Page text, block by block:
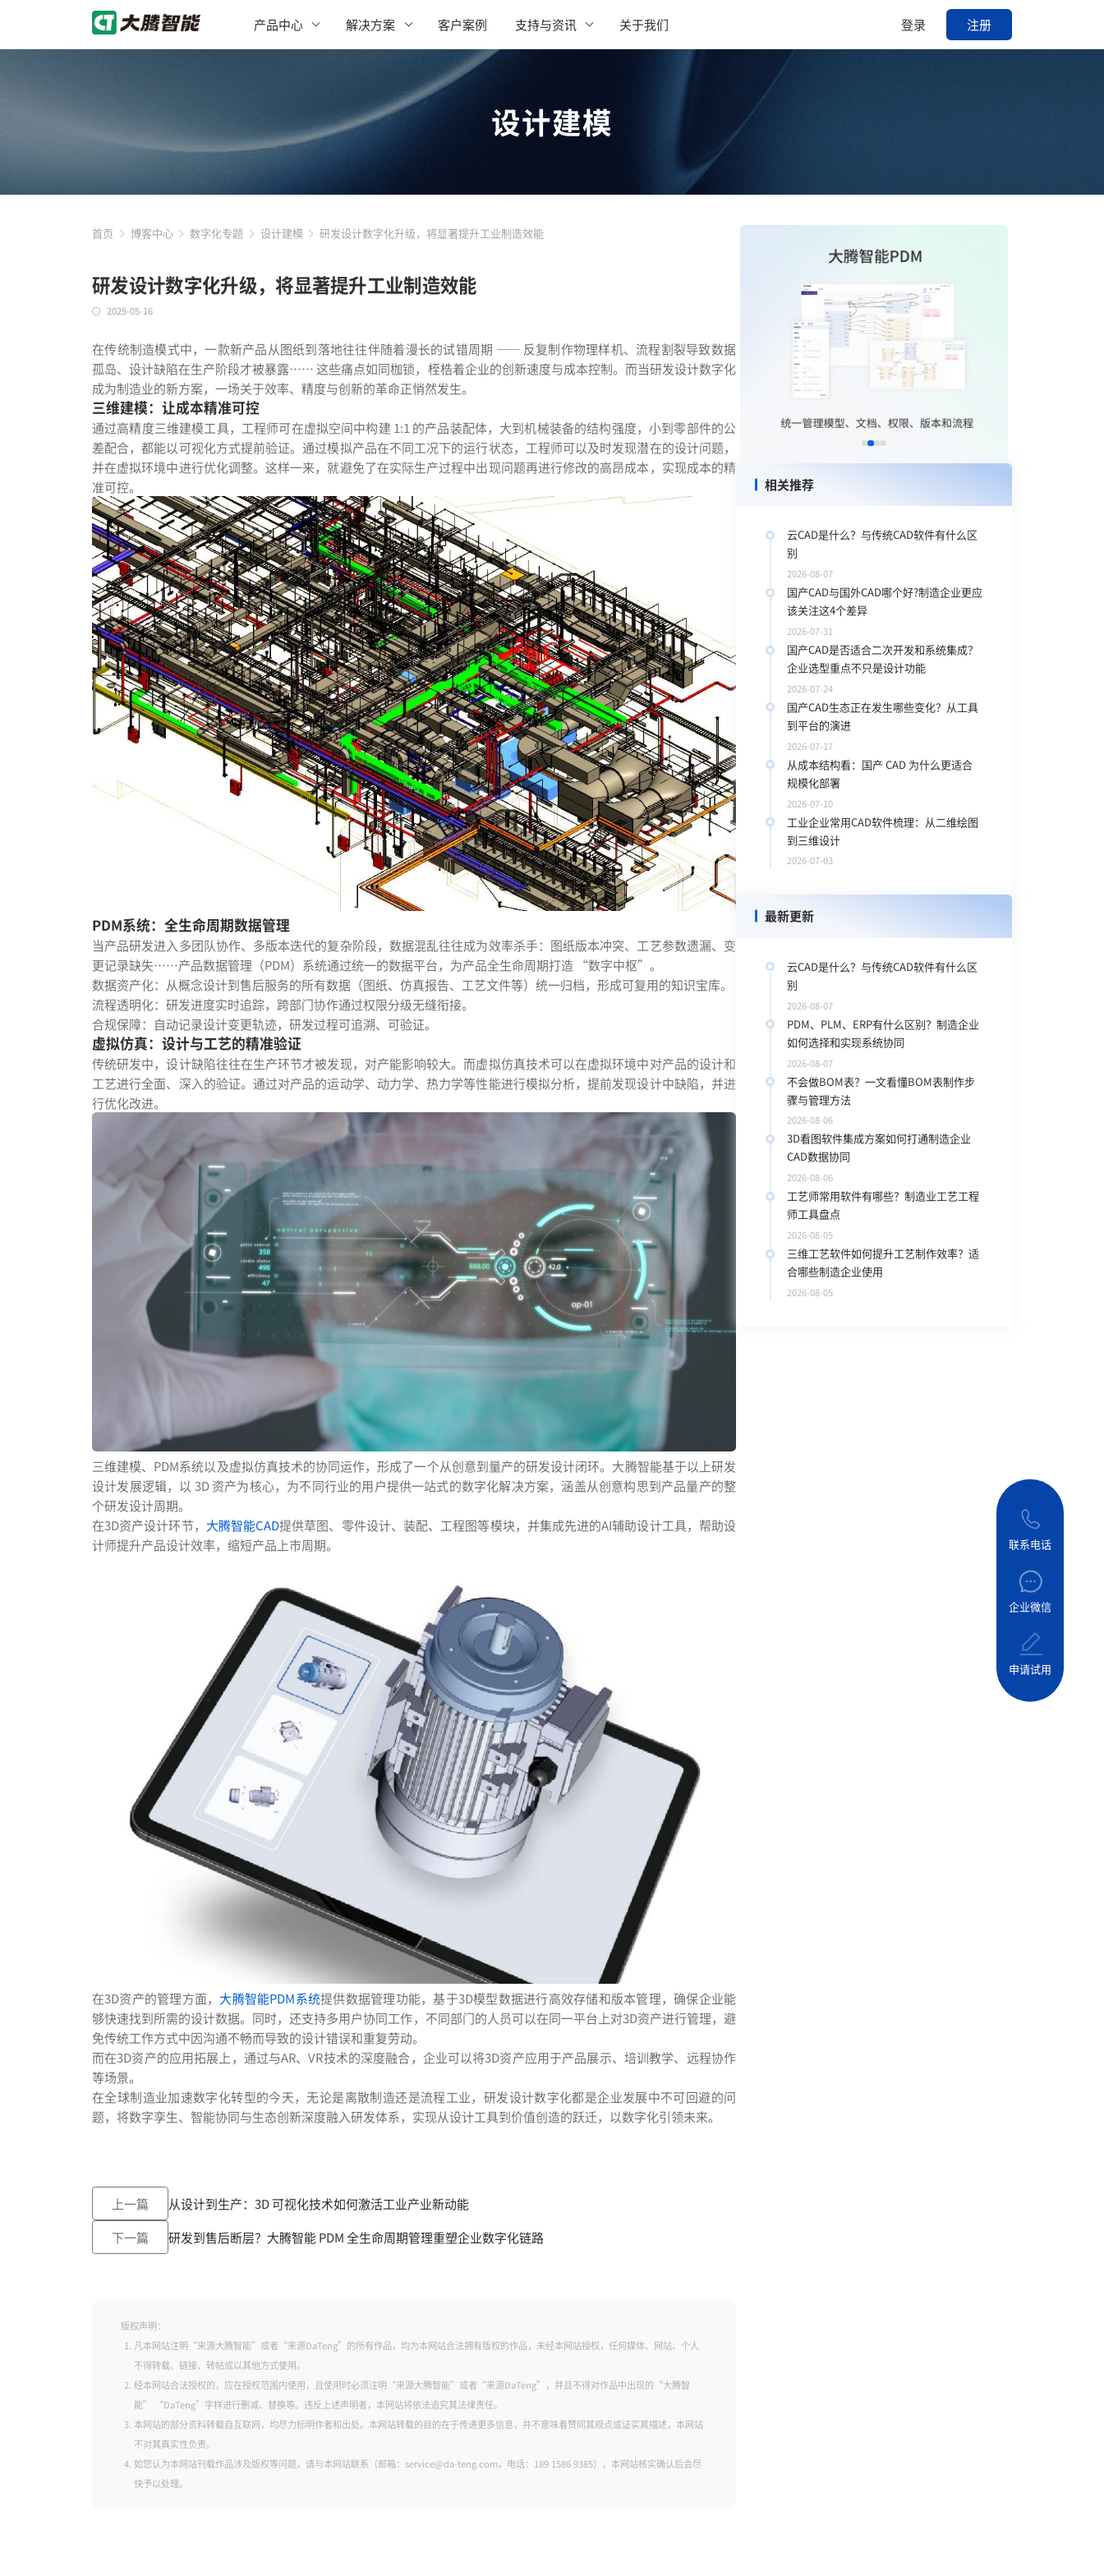
产品中心 解决方案 客户案例 支持与资讯 关于我们 登录 注册
联系电话
企业微信
申请试用
设计建模
首页 博客中心 数字化专题 设计建模 研发设计数字化升级，将显著提升工业制造效能
研发设计数字化升级，将显著提升工业制造效能
2025-05-16
在传统制造模式中，一款新产品从图纸到落地往往伴随着漫长的试错周期 —— 反复制作物理样机、流程割裂导致数据
孤岛、设计缺陷在生产阶段才被暴露…… 这些痛点如同枷锁，桎梏着企业的创新速度与成本控制。而当研发设计数字化
成为制造业的新方案，一场关于效率、精度与创新的革命正悄然发生。
三维建模：让成本精准可控
通过高精度三维建模工具，工程师可在虚拟空间中构建 1:1 的产品装配体，大到机械装备的结构强度，小到零部件的公
差配合，都能以可视化方式提前验证。通过模拟产品在不同工况下的运行状态，工程师可以及时发现潜在的设计问题，
并在虚拟环境中进行优化调整。这样一来，就避免了在实际生产过程中出现问题再进行修改的高昂成本，实现成本的精
准可控。
PDM系统：全生命周期数据管理
当产品研发进入多团队协作、多版本迭代的复杂阶段，数据混乱往往成为效率杀手：图纸版本冲突、工艺参数遗漏、变
更记录缺失……产品数据管理（PDM）系统通过统一的数据平台，为产品全生命周期打造 “数字中枢”。
数据资产化：从概念设计到售后服务的所有数据（图纸、仿真报告、工艺文件等）统一归档，形成可复用的知识宝库。
流程透明化：研发进度实时追踪，跨部门协作通过权限分级无缝衔接。
合规保障：自动记录设计变更轨迹，研发过程可追溯、可验证。
虚拟仿真：设计与工艺的精准验证
传统研发中，设计缺陷往往在生产环节才被发现，对产能影响较大。而虚拟仿真技术可以在虚拟环境中对产品的设计和
工艺进行全面、深入的验证。通过对产品的运动学、动力学、热力学等性能进行模拟分析，提前发现设计中缺陷，并进
行优化改进。
三维建模、PDM系统以及虚拟仿真技术的协同运作，形成了一个从创意到量产的研发设计闭环。大腾智能基于以上研发
设计发展逻辑，以 3D 资产为核心，为不同行业的用户提供一站式的数字化解决方案，涵盖从创意构思到产品量产的整
个研发设计周期。
在3D资产设计环节， 大腾智能CAD提供草图、零件设计、装配、工程图等模块，并集成先进的AI辅助设计工具，帮助设
计师提升产品设计效率，缩短产品上市周期。
在3D资产的管理方面， 大腾智能PDM系统提供数据管理功能，基于3D模型数据进行高效存储和版本管理，确保企业能
够快速找到所需的设计数据。同时，还支持多用户协同工作，不同部门的人员可以在同一平台上对3D资产进行管理，避
免传统工作方式中因沟通不畅而导致的设计错误和重复劳动。
而在3D资产的应用拓展上，通过与AR、VR技术的深度融合，企业可以将3D资产应用于产品展示、培训教学、远程协作
等场景。
在全球制造业加速数字化转型的今天，无论是离散制造还是流程工业，研发设计数字化都是企业发展中不可回避的问
题，将数字孪生、智能协同与生态创新深度融入研发体系，实现从设计工具到价值创造的跃迁，以数字化引领未来。
上一篇
从设计到生产：3D 可视化技术如何激活工业产业新动能
下一篇
研发到售后断层？大腾智能 PDM 全生命周期管理重塑企业数字化链路
版权声明：
凡本网站注明“来源大腾智能”或者“来源DaTeng”的所有作品，均为本网站合法拥有版权的作品，未经本网站授权，任何媒体、网站、个人
不得转载、链接、转帖或以其他方式使用。
经本网站合法授权的，应在授权范围内使用，且使用时必须注明“来源大腾智能”或者“来源DaTeng”，并且不得对作品中出现的“大腾智
能” “DaTeng”字样进行删减、替换等。违反上述声明者，本网站将依法追究其法律责任。
本网站的部分资料转载自互联网，均尽力标明作者和出处。本网站转载的目的在于传递更多信息，并不意味着赞同其观点或证实其描述，本网站
不对其真实性负责。
如您认为本网站刊载作品涉及版权等问题，请与本网站联系（邮箱：service@da-teng.com，电话：189 1586 9385），本网站核实确认后会尽
快予以处理。
相关推荐
云CAD是什么？与传统CAD软件有什么区
别
2026-08-07
国产CAD与国外CAD哪个好?制造企业更应
该关注这4个差异
2026-07-31
国产CAD是否适合二次开发和系统集成？
企业选型重点不只是设计功能
2026-07-24
国产CAD生态正在发生哪些变化？从工具
到平台的演进
2026-07-17
从成本结构看：国产 CAD 为什么更适合
规模化部署
2026-07-10
工业企业常用CAD软件梳理：从二维绘图
到三维设计
2026-07-03
最新更新
云CAD是什么？与传统CAD软件有什么区
别
2026-08-07
PDM、PLM、ERP有什么区别？制造企业
如何选择和实现系统协同
2026-08-07
不会做BOM表？一文看懂BOM表制作步
骤与管理方法
2026-08-06
3D看图软件集成方案如何打通制造企业
CAD数据协同
2026-08-06
工艺师常用软件有哪些？制造业工艺工程
师工具盘点
2026-08-05
三维工艺软件如何提升工艺制作效率？适
合哪些制造企业使用
2026-08-05